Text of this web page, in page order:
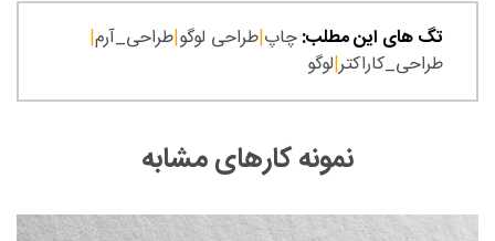
تگ های این مطلب:چاپ|طراحی لوگو|طراحی_آرم|
طراحی_کاراکتر|لوگو
نمونه کارهای مشابه